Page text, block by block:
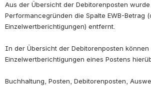
Aus der Übersicht der Debitorenposten wurde
Performancegründen die Spalte EWB-Betrag
Einzelwertberichtigungen) entfernt.
In der Übersicht der Debitorenposten können
Einzelwertberichtigungen eines Postens
Buchhaltung, Posten, Debitorenposten,